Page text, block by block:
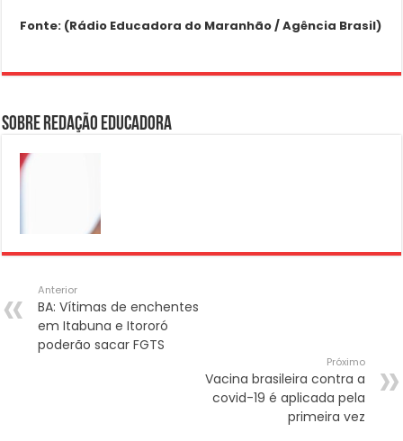
Fonte: (Rádio Educadora do Maranhão / Agência Brasil)
Sobre Redação Educadora
Anterior
BA: Vítimas de enchentes
em Itabuna e Itororó
poderão sacar FGTS
Próximo
Vacina brasileira contra a
covid-19 é aplicada pela
primeira vez